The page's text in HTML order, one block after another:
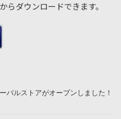
らダウンロードできます。
バルストアがオープンしました！